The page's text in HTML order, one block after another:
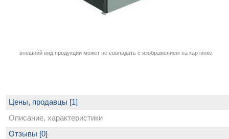
внешний вид продукции может не совпадать с изображением на картинке
Цены, продавцы [1]
Описание, характеристики
Отзывы [0]